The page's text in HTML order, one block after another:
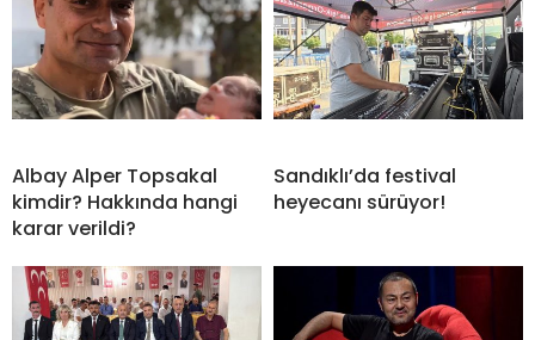
Albay Alper Topsakal
kimdir? Hakkında hangi
karar verildi?
Sandıklı’da festival
heyecanı sürüyor!